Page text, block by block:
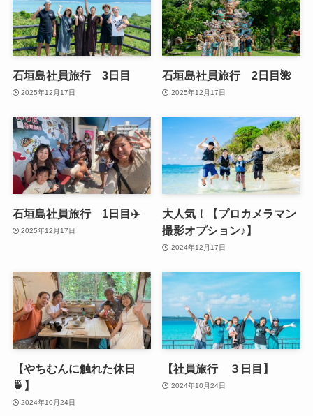
石垣島社員旅行 3日目
2025年12月17日
石垣島社員旅行 2日目🌺
2025年12月17日
石垣島社員旅行 1日目✈️
2025年12月17日
大人気！【プロカメラマン
撮影オプション♪】
2024年12月17日
【やちむんに触れた休日
🍵】
2024年10月24日
【社員旅行 ３日目】
2024年10月24日